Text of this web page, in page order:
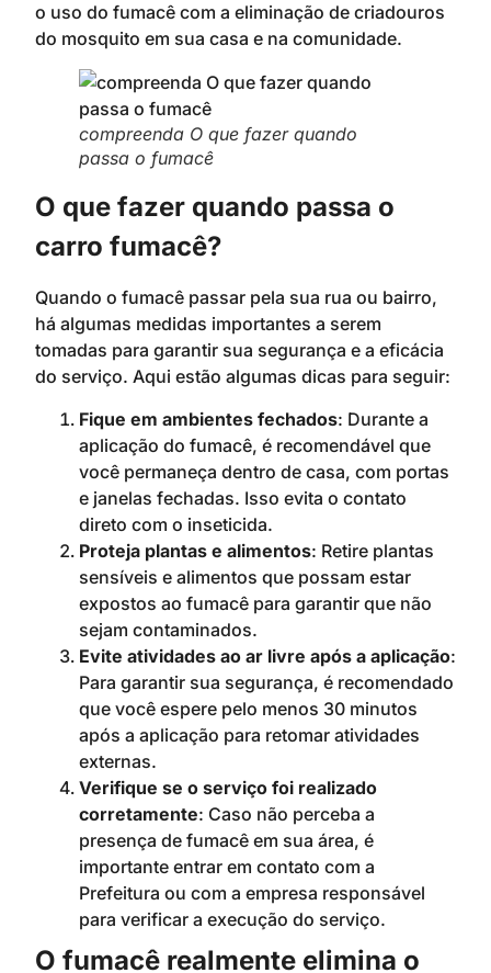
o uso do fumacê com a eliminação de criadouros
do mosquito em sua casa e na comunidade.
compreenda O que fazer quando
passa o fumacê
O que fazer quando passa o
carro fumacê?
Quando o fumacê passar pela sua rua ou bairro,
há algumas medidas importantes a serem
tomadas para garantir sua segurança e a eficácia
do serviço. Aqui estão algumas dicas para seguir:
Fique em ambientes fechados: Durante a
aplicação do fumacê, é recomendável que
você permaneça dentro de casa, com portas
e janelas fechadas. Isso evita o contato
direto com o inseticida.
Proteja plantas e alimentos: Retire plantas
sensíveis e alimentos que possam estar
expostos ao fumacê para garantir que não
sejam contaminados.
Evite atividades ao ar livre após a aplicação:
Para garantir sua segurança, é recomendado
que você espere pelo menos 30 minutos
após a aplicação para retomar atividades
externas.
Verifique se o serviço foi realizado
corretamente: Caso não perceba a
presença de fumacê em sua área, é
importante entrar em contato com a
Prefeitura ou com a empresa responsável
para verificar a execução do serviço.
O fumacê realmente elimina o